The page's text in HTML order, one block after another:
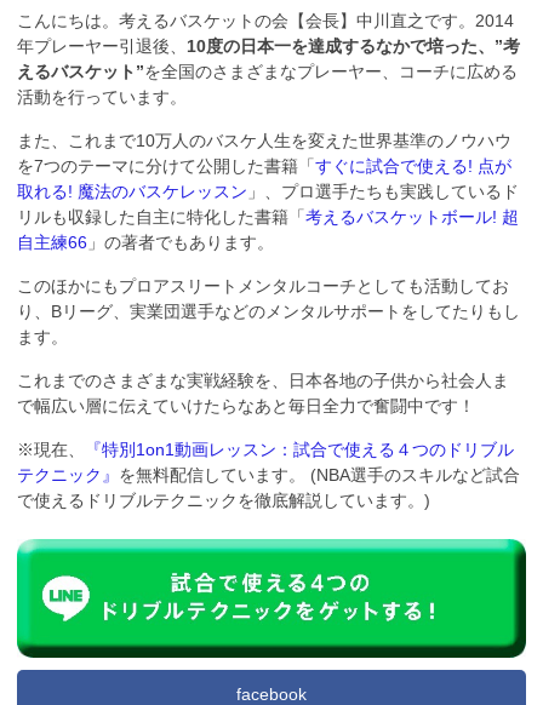
こんにちは。考えるバスケットの会【会長】中川直之です。2014
年プレーヤー引退後、 10度の日本一を達成するなかで培った、”考
えるバスケット”を全国のさまざまなプレーヤー、コーチに広める
活動を行っています。
また、これまで10万人のバスケ人生を変えた世界基準のノウハウ
を7つのテーマに分けて公開した書籍「すぐに試合で使える! 点が
取れる! 魔法のバスケレッスン 」、プロ選手たちも実践しているド
リルも収録した自主に特化した書籍「考えるバスケットボール! 超
自主練66 」の著者でもあります。
このほかにもプロアスリートメンタルコーチとしても活動してお
り、Bリーグ、実業団選手などのメンタルサポートをしてたりもし
ます。
これまでのさまざまな実戦経験を、日本各地の子供から社会人ま
で幅広い層に伝えていけたらなあと毎日全力で奮闘中です！
※現在、
『特別1on1動画レッスン：試合で使える４つのドリブル
テクニック』 を無料配信しています。 (NBA選手のスキルなど試合
で使えるドリブルテクニックを徹底解説しています。)
facebook